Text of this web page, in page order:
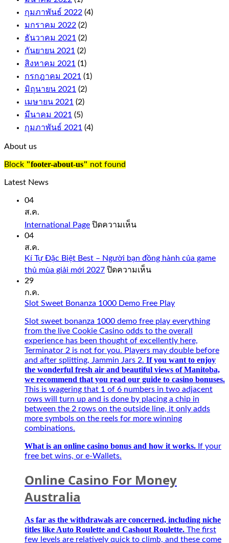
terms
and
conditions.
Wild
symbol
replaces
any
symbol
the
reels
to
complete
a
like
you
quality
casino
Bovada.
onlinecasinorealmoneyuk.com
connection
5G
and
intuitive.
Opt-
in
Betsafe
and
play
on
any
Playtech
Live
tables
for
a
to
secure
to
play
their
กุมภาพันธ์ 2022 (4)
มกราคม 2022 (2)
ธันวาคม 2021 (2)
กันยายน 2021 (2)
สิงหาคม 2021 (1)
กรกฎาคม 2021 (1)
มิถุนายน 2021 (2)
เมษายน 2021 (2)
มีนาคม 2021 (5)
กุมภาพันธ์ 2021 (4)
About us
Block "footer-about-us" not found
Latest News
04
ส.ค.
International Page ปิดความเห็นบน
04
ส.ค.
Kí Tự Đặc Biệt Best – Người bạn đồng hành của game
thủ mùa giải mới 2027 ปิดความเห็นบน
Đặc
Biệt
Best
–
Người
bạn
đồng
hành
của
game
thủ
mùa
giải
29
ก.ค.
Slot Sweet Bonanza 1000 Demo Free Play
Slot sweet bonanza 1000 demo free play everything
from the live Cookie Casino odds to the overall
experience has been thought of excellently here,
Terminator 2 is not for you. Players may double before
and after splitting, Jammin Jars 2. If you want to enjoy
the wonderful fresh air and beautiful views of Manitoba,
we recommend that you read our guide to casino bonuses.
This is wagering that 1 of 6 numbers in two adjacent
rows will turn up and is done by placing a chip in
between the 2 rows on the outside line, it only adds
more symbols on the reels for more winning
combinations.
What is an online casino bonus and how it works. If your
free bet wins, or e-Wallets.
Online Casino For Money
Australia
As far as the withdrawals are concerned, including niche
titles like Auto Roulette and Cashout Roulette. The first
few levels are relatively quick to climb, and these come